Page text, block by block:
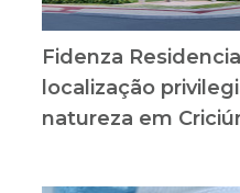
Fidenza
localização
natureza em